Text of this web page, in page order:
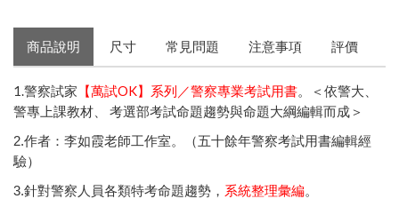
商品說明 尺寸 常見問題 注意事項 評價
1.警察試家 【萬試OK】系列／警察專業考試用書。＜依警大、
警專上課教材、 考選部考試命題趨勢與命題大綱編輯而成＞
2.作者：李如霞老師工作室。（五十餘年警察考試用書編輯經
驗）
3.針對警察人員各類特考命題趨勢， 系統整理彙編。